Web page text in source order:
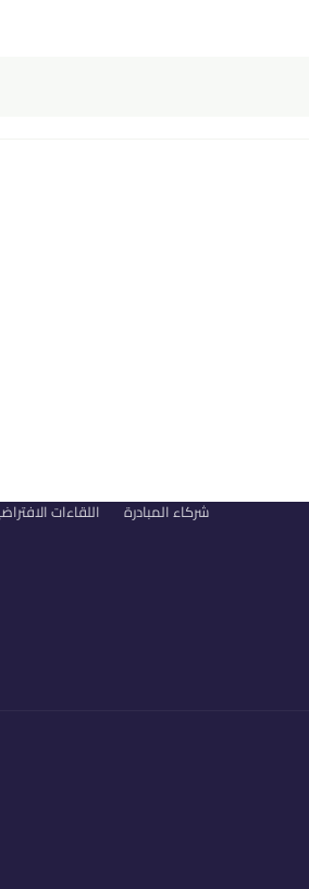
شركاء المبادرة اللقاءات